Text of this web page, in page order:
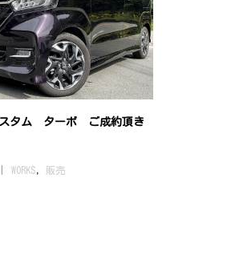
スタム ターボ ご成約頂き
WORKS 販売